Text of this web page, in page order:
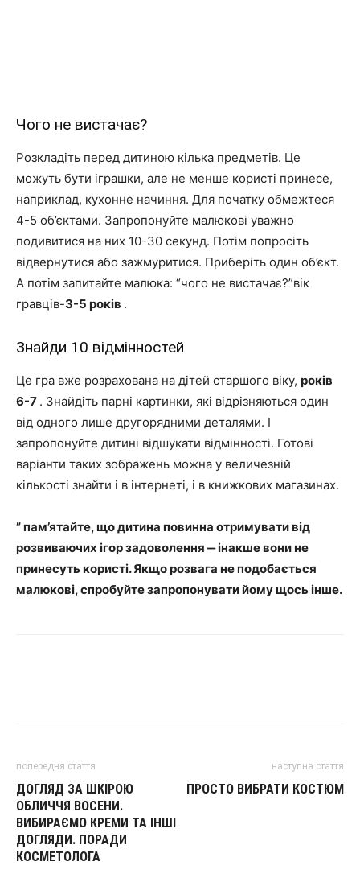
Чого не вистачає?
Розкладіть перед дитиною кілька предметів. Це
можуть бути іграшки, але не менше користі принесе,
наприклад, кухонне начиння. Для початку обмежтеся
4-5 об’єктами. Запропонуйте малюкові уважно
подивитися на них 10-30 секунд. Потім попросіть
відвернутися або зажмуритися. Приберіть один об’єкт.
А потім запитайте малюка: “чого не вистачає?”вік
гравців-3-5 років .
Знайди 10 відмінностей
Це гра вже розрахована на дітей старшого віку, років
6-7 . Знайдіть парні картинки, які відрізняються один
від одного лише другорядними деталями. І
запропонуйте дитині відшукати відмінності. Готові
варіанти таких зображень можна у величезній
кількості знайти і в інтернеті, і в книжкових магазинах.
”пам’ятайте, що дитина повинна отримувати від
розвиваючих ігор задоволення ‒ інакше вони не
принесуть користі. Якщо розвага не подобається
малюкові, спробуйте запропонувати йому щось інше.
попередня стаття
ДОГЛЯД ЗА ШКІРОЮ
ОБЛИЧЧЯ ВОСЕНИ.
ВИБИРАЄМО КРЕМИ ТА ІНШІ
ДОГЛЯДИ. ПОРАДИ
КОСМЕТОЛОГА
наступна стаття
ПРОСТО ВИБРАТИ КОСТЮМ